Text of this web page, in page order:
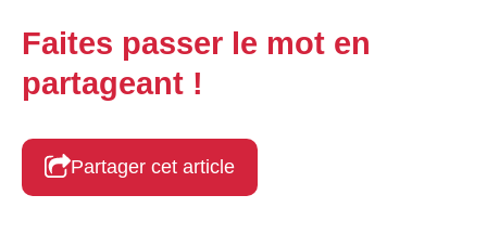
Faites passer le mot en
partageant !
Partager cet article